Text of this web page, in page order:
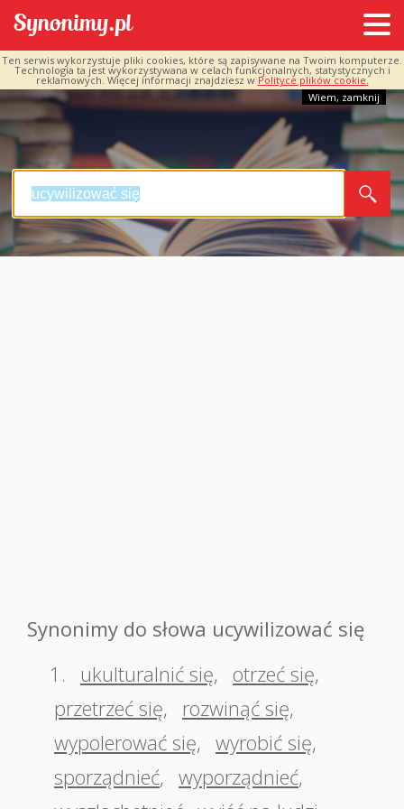
Ten serwis wykorzystuje pliki cookies, które są zapisywane na Twoim komputerze.
Technologia ta jest wykorzystywana w celach funkcjonalnych, statystycznych i
reklamowych. Więcej informacji znajdziesz w Polityce plików cookie.
Wiem, zamknij
Synonimy do słowa ucywilizować się
1.
ukulturalnić się, otrzeć się,
przetrzeć się, rozwinąć się,
wypolerować się, wyrobić się,
sporządnieć, wyporządnieć,